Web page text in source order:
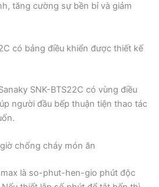
tăng cường sự bền bỉ và giảm
có bảng điều khiển được thiết kế
SNK-BTS22C có vùng điều
người đầu bếp thuận tiện thao tác
chống cháy món ăn
max là so-phut-hen-gio phút độc